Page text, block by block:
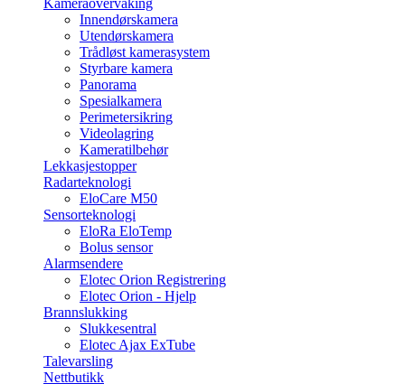
Kameraovervåking
Innendørskamera
Utendørskamera
Trådløst kamerasystem
Styrbare kamera
Panorama
Spesialkamera
Perimetersikring
Videolagring
Kameratilbehør
Lekkasjestopper
Radarteknologi
EloCare M50
Sensorteknologi
EloRa EloTemp
Bolus sensor
Alarmsendere
Elotec Orion Registrering
Elotec Orion - Hjelp
Brannslukking
Slukkesentral
Elotec Ajax ExTube
Talevarsling
Nettbutikk